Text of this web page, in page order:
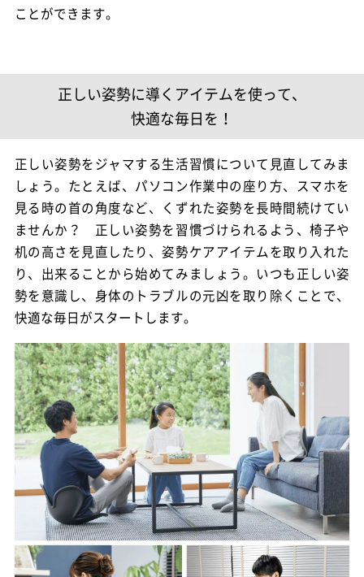
ことができます。
正しい姿勢に導くアイテムを使って、
快適な毎日を！
正しい姿勢をジャマする生活習慣について見直してみま
しょう。たとえば、パソコン作業中の座り方、スマホを
見る時の首の角度など、くずれた姿勢を長時間続けてい
ませんか？ 正しい姿勢を習慣づけられるよう、椅子や
机の高さを見直したり、姿勢ケアアイテムを取り入れた
り、出来ることから始めてみましょう。いつも正しい姿
勢を意識し、身体のトラブルの元凶を取り除くことで、
快適な毎日がスタートします。